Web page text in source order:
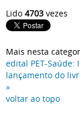
Lido 4703 vezes
Mais nesta
edital PET-Saúde:
lançamento do
»
voltar ao topo